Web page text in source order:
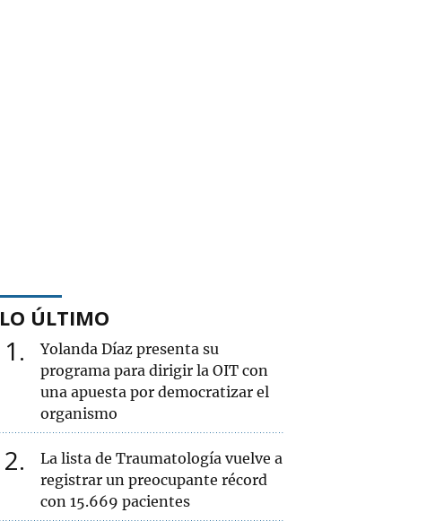
LO ÚLTIMO
1
Yolanda Díaz presenta su
programa para dirigir la OIT con
una apuesta por democratizar el
organismo
2
La lista de Traumatología vuelve a
registrar un preocupante récord
con 15.669 pacientes